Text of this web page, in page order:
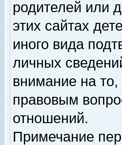
родителей или
этих сайтах
иного вида
личных
внимание на
правовым
отношений.
Примечание